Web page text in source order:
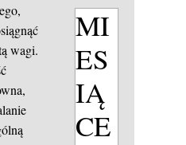
wagi.
MI
ES
IĄ
CE